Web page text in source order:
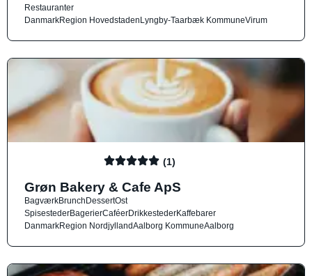
Restauranter
DanmarkRegion HovedstadenLyngby-Taarbæk KommuneVirum
(1)
Grøn Bakery & Cafe ApS
BagværkBrunchDessertOst
SpisestederBagerierCaféerDrikkestederKaffebarer
DanmarkRegion NordjyllandAalborg KommuneAalborg